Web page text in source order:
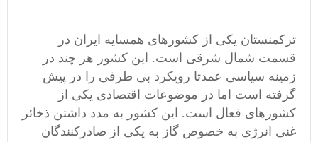
ترکمنستان یکی از کشورهای همسایه ایران در
قسمت شمال شرقی است. این کشور هر چند در
زمینه سیاسی عمدتا رویکرد بی طرفی را در پیش
گرفته است اما در موضوعات اقتصادی یکی از
کشورهای فعال است. این کشور به مدد داشتن ذخائر
غنی انرژی به خصوص گاز به یکی از صادرکنندگان